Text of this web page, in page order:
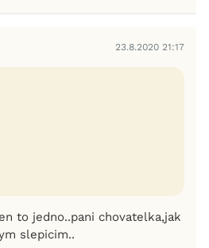
23.8.2020 21:17
to jedno..pani chovatelka,jak
slepicim..